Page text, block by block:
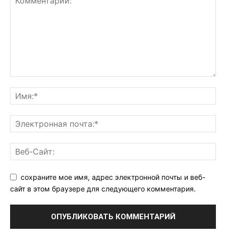
сохраните мое имя, адрес электронной почты и веб-
сайт в этом браузере для следующего комментария.